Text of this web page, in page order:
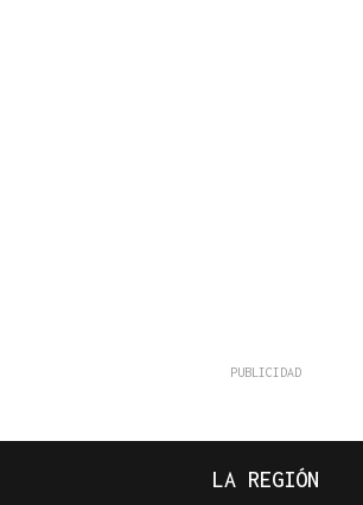
LA REGIÓN